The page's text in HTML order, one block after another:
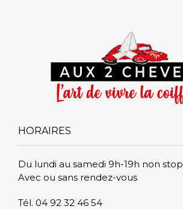
HORAIRES
Du lundi au samedi 9h-19h non stop
Avec ou sans rendez-vous
Tél. 04 92 32 46 54